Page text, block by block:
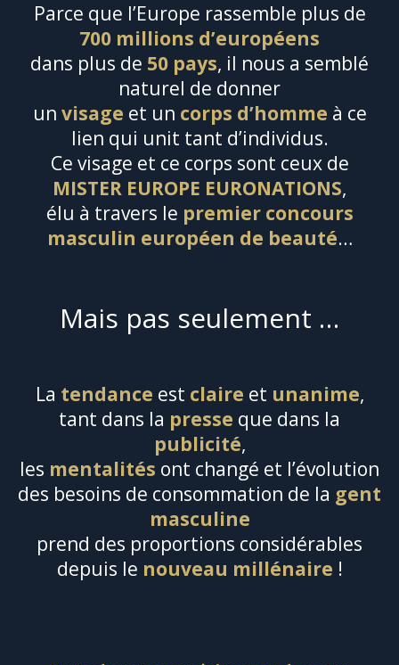
Parce que l’Europe rassemble plus de
700 millions d’européens
dans plus de 50 pays, il nous a semblé
naturel de donner
un visage et un corps d’homme à ce
lien qui unit tant d’individus.
Ce visage et ce corps sont ceux de
MISTER EUROPE EURONATIONS,
élu à travers le premier concours
masculin européen de beauté…
Mais pas seulement …
La tendance est claire et unanime,
tant dans la presse que dans la
publicité,
les mentalités ont changé et l’évolution
des besoins de consommation de la gent
masculine
prend des proportions considérables
depuis le nouveau millénaire !